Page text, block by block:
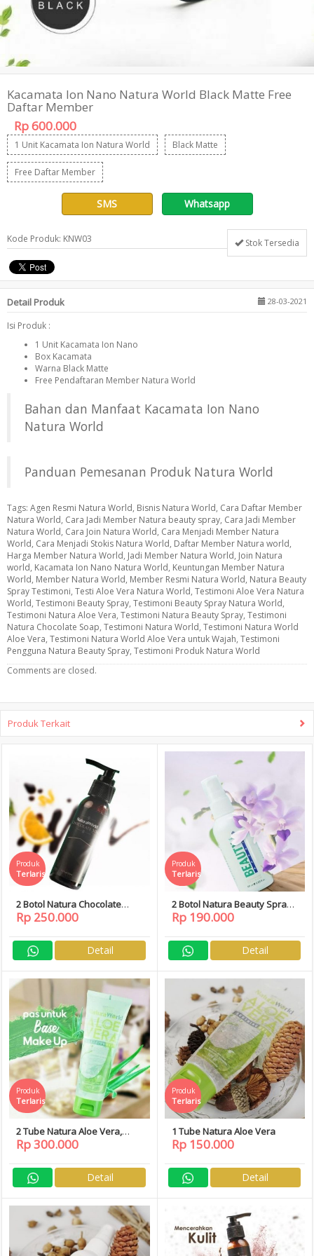
Kacamata Ion Nano Natura World Black Matte Free
Daftar Member
Rp 600.000
1 Unit Kacamata Ion Natura World Black Matte
Free Daftar Member
SMS Whatsapp
Kode Produk: KNW03 Stok Tersedia
Detail Produk 28-03-2021
Isi Produk :
1 Unit Kacamata Ion Nano
Box Kacamata
Warna Black Matte
Free Pendaftaran Member Natura World
Bahan dan Manfaat Kacamata Ion Nano
Natura World
Panduan Pemesanan Produk Natura World
Tags: Agen Resmi Natura World, Bisnis Natura World, Cara Daftar Member
Natura World, Cara Jadi Member Natura beauty spray, Cara Jadi Member
Natura World, Cara Join Natura World, Cara Menjadi Member Natura
World, Cara Menjadi Stokis Natura World, Daftar Member Natura world,
Harga Member Natura World, Jadi Member Natura World, Join Natura
world, Kacamata Ion Nano Natura World, Keuntungan Member Natura
World, Member Natura World, Member Resmi Natura World, Natura Beauty
Spray Testimoni, Testi Aloe Vera Natura World, Testimoni Aloe Vera Natura
World, Testimoni Beauty Spray, Testimoni Beauty Spray Natura World,
Testimoni Natura Aloe Vera, Testimoni Natura Beauty Spray, Testimoni
Natura Chocolate Soap, Testimoni Natura World, Testimoni Natura World
Aloe Vera, Testimoni Natura World Aloe Vera untuk Wajah, Testimoni
Pengguna Natura Beauty Spray, Testimoni Produk Natura World
Comments are closed.
Produk Terkait
2 Botol Natura Chocolate
Soap, Natura World
Produk
Terlaris
Rp 250.000
Detail
2 Botol Natura Beauty Spray,
Natura World
Produk
Terlaris
Rp 190.000
Detail
2 Tube Natura Aloe Vera,
Natura World
Produk
Terlaris
Rp 300.000
Detail
1 Tube Natura Aloe Vera
Produk
Terlaris
Rp 150.000
Detail